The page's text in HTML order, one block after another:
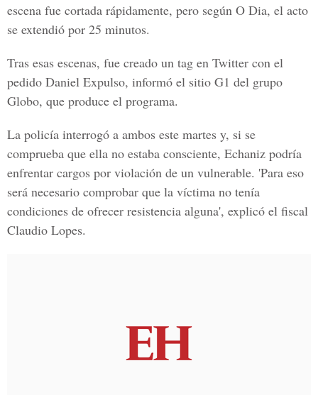
escena fue cortada rápidamente, pero según O Dia, el acto
se extendió por 25 minutos.
Tras esas escenas, fue creado un tag en Twitter con el
pedido Daniel Expulso, informó el sitio G1 del grupo
Globo, que produce el programa.
La policía interrogó a ambos este martes y, si se
comprueba que ella no estaba consciente, Echaniz podría
enfrentar cargos por violación de un vulnerable. 'Para eso
será necesario comprobar que la víctima no tenía
condiciones de ofrecer resistencia alguna', explicó el fiscal
Claudio Lopes.